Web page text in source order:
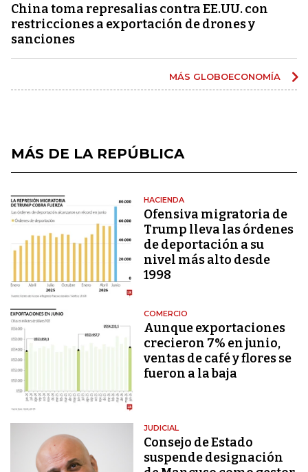
China toma represalias contra EE.UU. con
restricciones a exportación de drones y
sanciones
MÁS GLOBOECONOMÍA
MÁS DE LA REPÚBLICA
HACIENDA
Ofensiva migratoria de
Trump lleva las órdenes
de deportación a su
nivel más alto desde
1998
COMERCIO
Aunque exportaciones
crecieron 7% en junio,
ventas de café y flores se
fueron a la baja
JUDICIAL
Consejo de Estado
suspende designación